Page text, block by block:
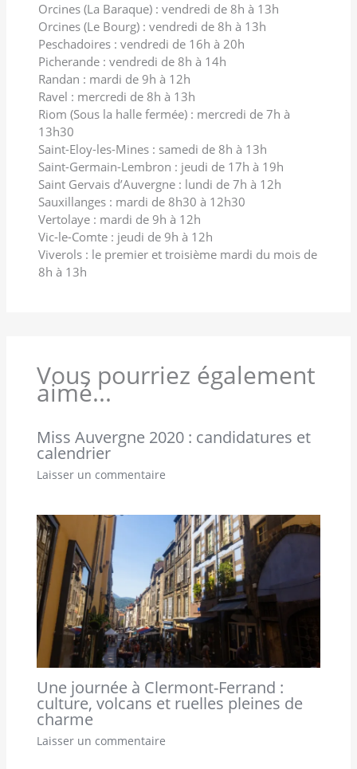
Orcines (La Baraque) : vendredi de 8h à 13h
Orcines (Le Bourg) : vendredi de 8h à 13h
Peschadoires : vendredi de 16h à 20h
Picherande : vendredi de 8h à 14h
Randan : mardi de 9h à 12h
Ravel : mercredi de 8h à 13h
Riom (Sous la halle fermée) : mercredi de 7h à
13h30
Saint-Eloy-les-Mines : samedi de 8h à 13h
Saint-Germain-Lembron : jeudi de 17h à 19h
Saint Gervais d’Auvergne : lundi de 7h à 12h
Sauxillanges : mardi de 8h30 à 12h30
Vertolaye : mardi de 9h à 12h
Vic-le-Comte : jeudi de 9h à 12h
Viverols : le premier et troisième mardi du mois de
8h à 13h
Vous pourriez également
aimé...
Miss Auvergne 2020 : candidatures et
calendrier
Laisser un commentaire
Une journée à Clermont-Ferrand :
culture, volcans et ruelles pleines de
charme
Laisser un commentaire